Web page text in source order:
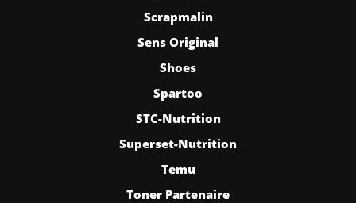
Scrapmalin
Sens Original
Shoes
Spartoo
STC-Nutrition
Superset-Nutrition
Temu
Toner Partenaire